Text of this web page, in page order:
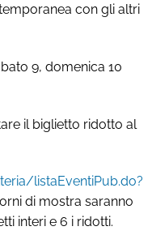
con gli altri
9, domenica 10
il biglietto ridotto al
listaEventiPub.do?
di mostra saranno
interi e 6 i ridotti.